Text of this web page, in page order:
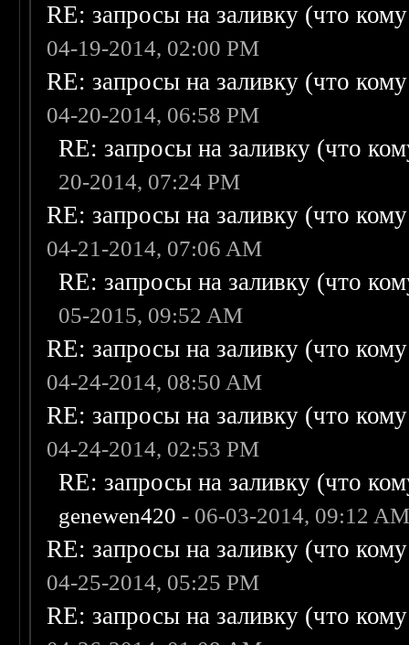
RE: запросы на заливку (что
04-19-2014, 02:00 PM
RE: запросы на заливку (что
04-20-2014, 06:58 PM
RE: запросы на заливку (что
20-2014, 07:24 PM
RE: запросы на заливку (что
04-21-2014, 07:06 AM
RE: запросы на заливку (что
05-2015, 09:52 AM
RE: запросы на заливку (что
04-24-2014, 08:50 AM
RE: запросы на заливку (что
04-24-2014, 02:53 PM
RE: запросы на заливку (что
genewen420 - 06-03-2014, 09:12
RE: запросы на заливку (что
04-25-2014, 05:25 PM
RE: запросы на заливку (что